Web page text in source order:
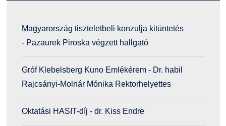
Magyarország tiszteletbeli konzulja kitüntetés
- Pazaurek Piroska végzett hallgató
Gróf Klebelsberg Kuno Emlékérem - Dr. habil
Rajcsányi-Molnár Mónika Rektorhelyettes
Oktatási ­HASIT-díj - dr. Kiss Endre